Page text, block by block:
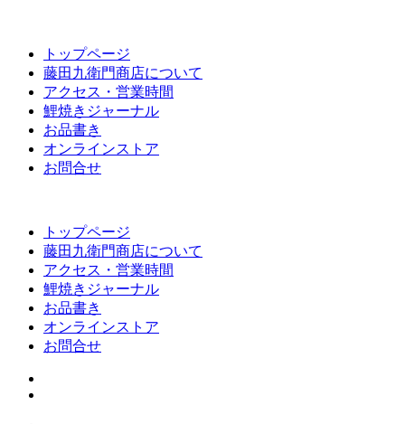
トップページ
藤田九衛門商店について
アクセス・営業時間
鯉焼きジャーナル
お品書き
オンラインストア
お問合せ
トップページ
藤田九衛門商店について
アクセス・営業時間
鯉焼きジャーナル
お品書き
オンラインストア
お問合せ